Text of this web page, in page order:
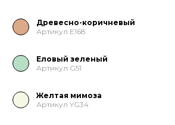
Древесно-коричневый
Артикул E168
Еловый зеленый
Артикул G51
Желтая мимоза
Артикул YG34